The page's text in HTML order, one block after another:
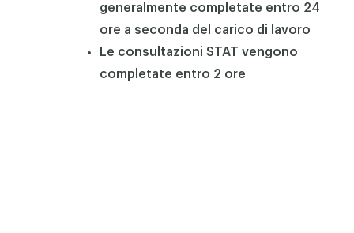
generalmente completate entro 24
ore a seconda del carico di lavoro
Le consultazioni STAT vengono
completate entro 2 ore